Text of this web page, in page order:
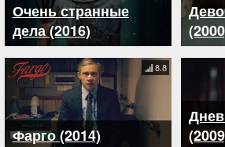
Очень странные
дела (2016)
Фарго (2014)
8.8